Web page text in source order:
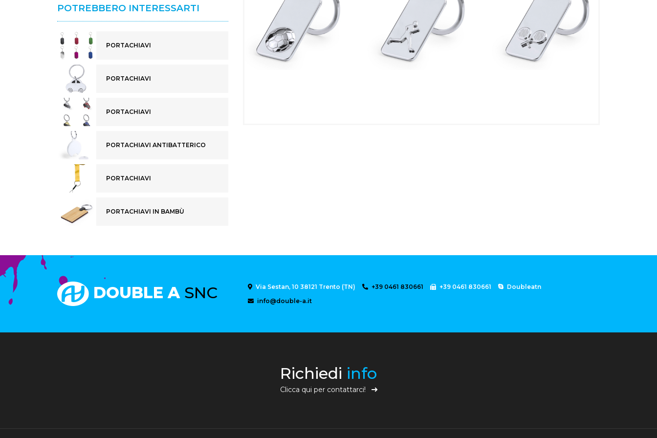
POTREBBERO INTERESSARTI
PORTACHIAVI
PORTACHIAVI
PORTACHIAVI
PORTACHIAVI ANTIBATTERICO
PORTACHIAVI
PORTACHIAVI IN BAMBÙ
DOUBLE A SNC Via Sestan, 10 38121 Trento (TN) +39 0461 830661 +39 0461 830661
Doubleatn
info@double-a.it
Richiedi info
Clicca qui per contattarci!